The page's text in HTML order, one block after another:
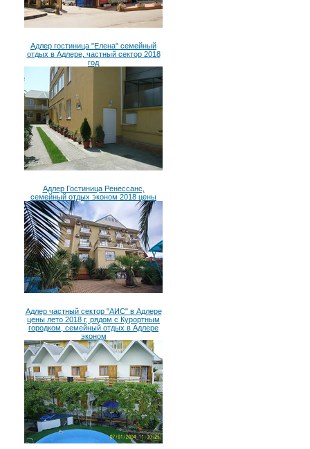
Адлер гостиница "Елена" семейный
отдых в Адлере, частный сектор 2018
год
Адлер Гостиница Ренессанс,
семейный отдых эконом 2018 цены
Адлер частный сектор "АИС" в Адлере
цены лето 2018 г, рядом с Курортным
городком, семейный отдых в Адлере
эконом